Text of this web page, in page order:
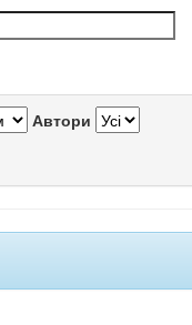
Автори